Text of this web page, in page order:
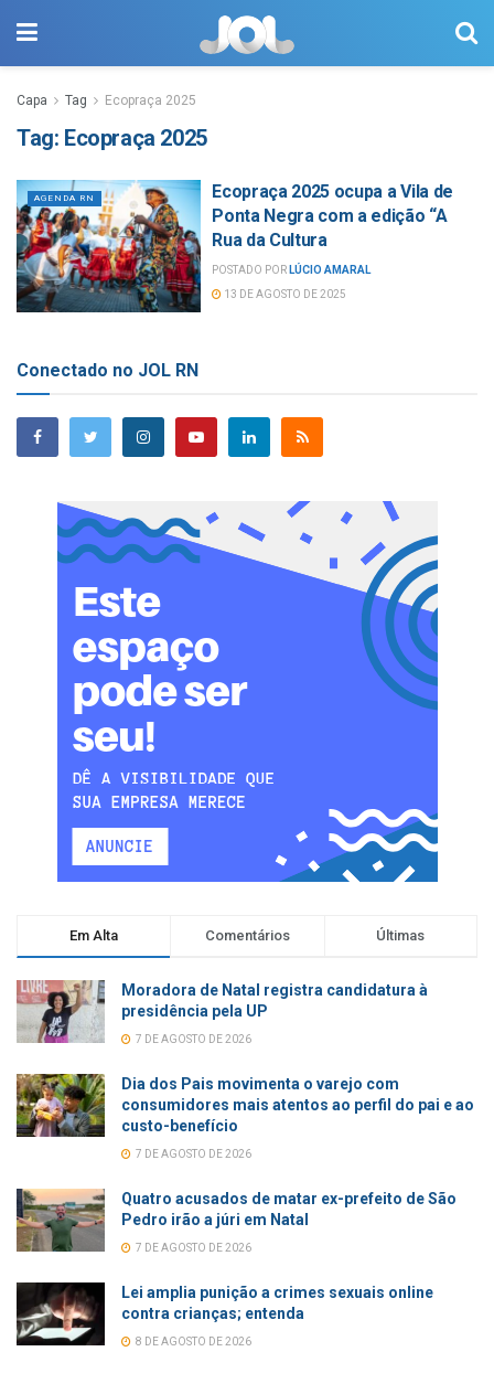
Capa Tag Ecopraça 2025
Tag: Ecopraça 2025
AGENDA RN
Ecopraça 2025 ocupa a Vila de
Ponta Negra com a edição “A
Rua da Cultura
POSTADO POR LÚCIO AMARAL
13 DE AGOSTO DE 2025
Conectado no JOL RN
Em Alta Comentários Últimas
Moradora de Natal registra candidatura à
presidência pela UP
7 DE AGOSTO DE 2026
Dia dos Pais movimenta o varejo com
consumidores mais atentos ao perfil do pai e ao
custo-benefício
7 DE AGOSTO DE 2026
Quatro acusados de matar ex-prefeito de São
Pedro irão a júri em Natal
7 DE AGOSTO DE 2026
Lei amplia punição a crimes sexuais online
contra crianças; entenda
8 DE AGOSTO DE 2026